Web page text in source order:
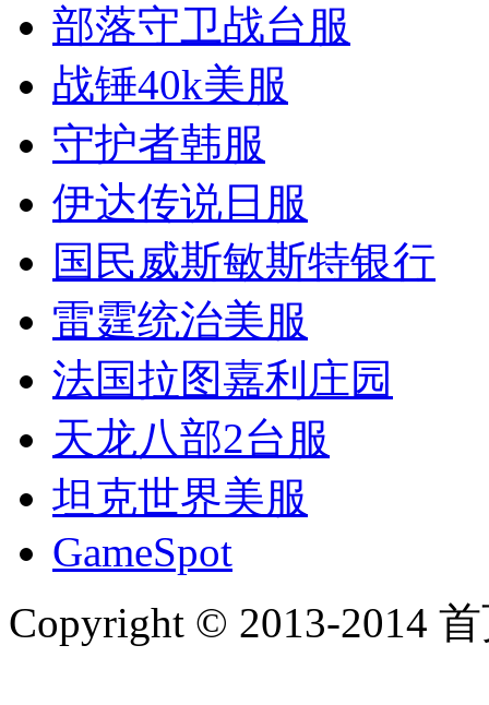
部落守卫战台服
战锤40k美服
守护者韩服
伊达传说日服
国民威斯敏斯特银行
雷霆统治美服
法国拉图嘉利庄园
天龙八部2台服
坦克世界美服
GameSpot
Copyright © 2013-2014